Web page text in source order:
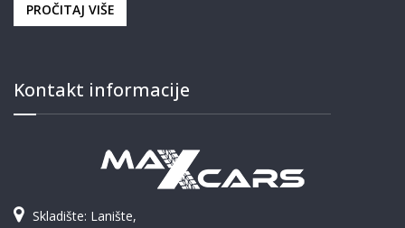
PROČITAJ VIŠE
Kontakt informacije
Skladište: Lanište,